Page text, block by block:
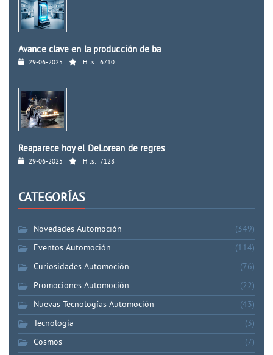
Avance clave en la producción de ba
29-06-2025 Hits: 6710
Reaparece hoy el DeLorean de regres
29-06-2025 Hits: 7128
CATEGORÍAS
Novedades Automoción
(349)
Eventos Automoción
(114)
Curiosidades Automoción
(76)
Promociones Automoción
(22)
Nuevas Tecnologías Automoción
(43)
Tecnología
(3)
Cosmos
(7)